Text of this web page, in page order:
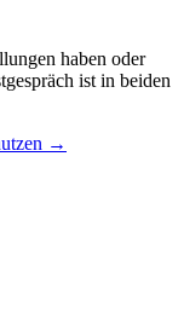
haben oder
ist in beiden
→